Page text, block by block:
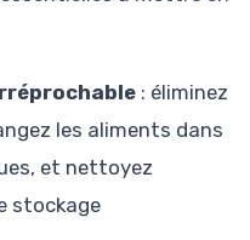
: éliminez
les aliments dans
et nettoyez
stockage